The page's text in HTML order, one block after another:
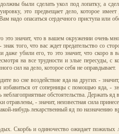
были сделать укол под лопатку, а
это предвещает дело, которое
надо опасаться сердечного приступа или
это значит, что в вашем окружении очень
того, что вас ждет предательство со
убили его, то это значит, что скоро в
на все трудности и злые пересуды, с
сил на дело, которое себя не оправдывает.
во сне воздействие яда на других -
от соперницы с помощью яда, -
обстоятельства. Держать яд
отравлены, - значит, неизвестная сила
нибудь лекарственный яд по назначению
Скорбь и одиночество ожидает пожилых